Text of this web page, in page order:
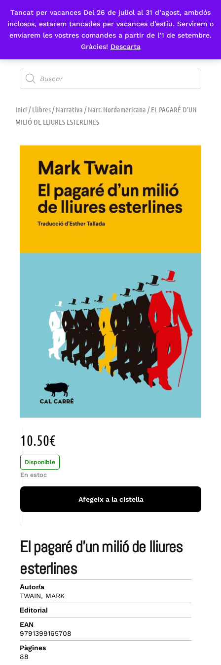
Tancat per vacances Del 26 de juliol al 31 d’agost, ambdós
inclosos, estarem tancades per vacances d’estiu. Servirem o
enviarem les vostres comandes a partir de l’1 de setembre.
Gràcies! Descarta
Fes-te'n sòcia
Inici /Llibres/Narrativa /Narr. Nordamericana / EL PAGARÉ D’UN
MILIÓ DE LLIURES ESTERLINES
el pagaré d’un milió de lliures
esterlines
Autor/a
TWAIN, MARK
Editorial
EAN
9791399165708
Pàgines
88
10.50€
Disponible
En estoc
Afegeix a la cistella